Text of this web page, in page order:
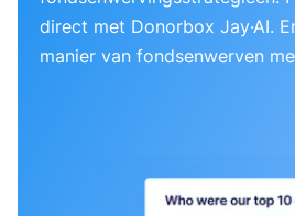
direct met Donorbox Jay·AI.
manier van fondsenwerven